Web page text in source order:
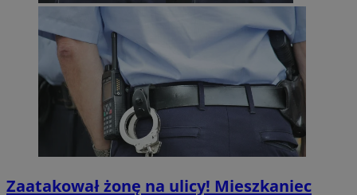
Zaatakował żonę na ulicy! Mieszkaniec